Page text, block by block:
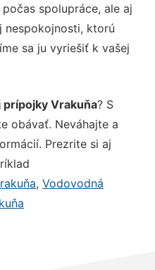
spolupráce, ale aj
nespokojnosti, ktorú
sa ju vyriešiť k vašej
Vrakuňa? S
obávať. Neváhajte a
Prezrite si aj
, Vodovodná